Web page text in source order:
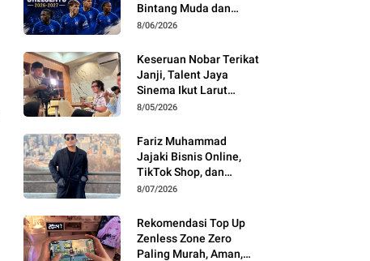
Bintang Muda dan
Pengalaman Senior
2026/2027
8/06/2026
Keseruan Nobar Terikat
Janji, Talent Jaya
Sinema Ikut Larut
dalam Emosi Cerita
8/05/2026
Fariz Muhammad
Jajaki Bisnis Online,
TikTok Shop, dan
Affiliate Marketing
Branding
8/07/2026
Rekomendasi Top Up
Zenless Zone Zero
Paling Murah, Aman,